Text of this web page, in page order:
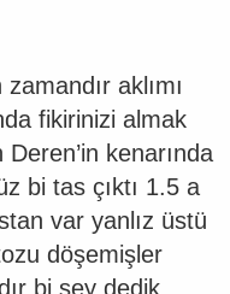
aklımı
fikirinizi almak
kenarında
bi tas çıktı 1.5 a
var yanlız üstü
döşemişler
bi şey dedik